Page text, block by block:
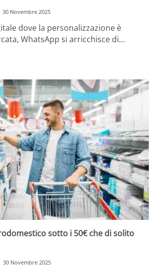
30 Novembre 2025
dove la personalizzazione è
WhatsApp si arricchisce di…
sotto i 50€ che di solito
30 Novembre 2025